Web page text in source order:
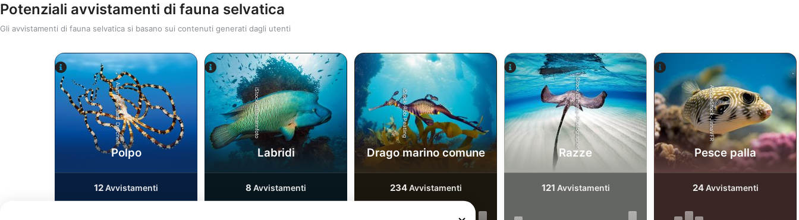
Potenziali avvistamenti di fauna selvatica
Gli avvistamenti di fauna selvatica si basano sui contenuti generati dagli utenti
Alamy/Reinhard Dirscherl
Polpo
12Avvistamenti
iStock/ultramarinfoto
Labridi
8 Avvistamenti
iStock-Rob Peatling
Drago marino comune
234Avvistamenti
iStock/Extreme-Photographer
Razze
121 Avvistamenti
AdobeStock-JirinaVFR
Pesce palla
24Avvistamenti